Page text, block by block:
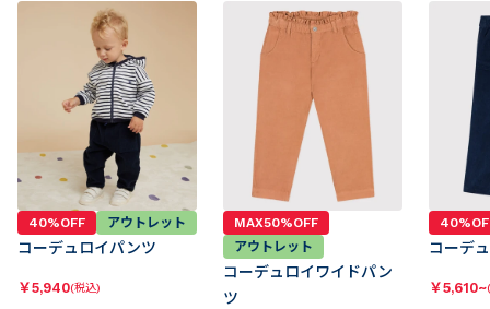
40%OFF アウトレット
コーデュロイパンツ
￥5,940(税込)
MAX50%OFF
アウトレット
コーデュロイワイドパン
ツ
コーデ
￥5,610~